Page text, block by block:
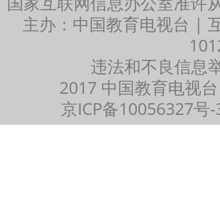
主办：中国教育电视台 |
违法和不良信息
2017 中国教育电视
京ICP备10056327号